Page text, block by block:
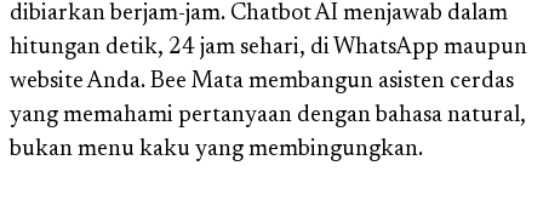
dibiarkan berjam-jam. Chatbot AI menjawab dalam
hitungan detik, 24 jam sehari, di WhatsApp maupun
website Anda. Bee Mata membangun asisten cerdas
yang memahami pertanyaan dengan bahasa natural,
bukan menu kaku yang membingungkan.